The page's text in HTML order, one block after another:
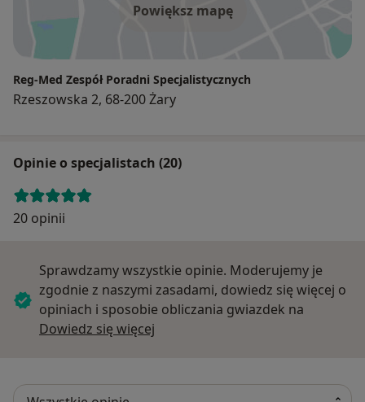
Powiększ mapę
Reg-Med Zespół Poradni Specjalistycznych
Rzeszowska 2, 68-200 Żary
Opinie o specjalistach (20)
20 opinii
Sprawdzamy wszystkie opinie. Moderujemy je
zgodnie z naszymi zasadami, dowiedz się więcej o
opiniach i sposobie obliczania gwiazdek na
Dowiedz się więcej